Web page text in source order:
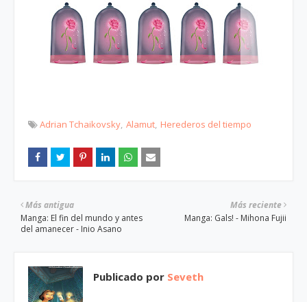
Adrian Tchaikovsky Alamut Herederos del tiempo
Más reciente
Manga: Gals! - Mihona Fujii
Más antigua
Manga: El fin del mundo y antes
del amanecer - Inio Asano
Publicado por Seveth